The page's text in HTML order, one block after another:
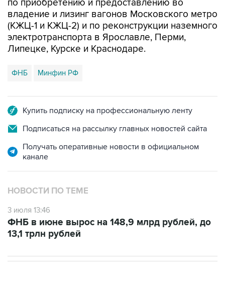
по приобретению и предоставлению во
владение и лизинг вагонов Московского метро
(КЖЦ-1 и КЖЦ-2) и по реконструкции наземного
электротранспорта в Ярославле, Перми,
Липецке, Курске и Краснодаре.
ФНБ Минфин РФ
Купить подписку на профессиональную ленту
Подписаться на рассылку главных новостей сайта
Получать оперативные новости в официальном
канале
НОВОСТИ ПО ТЕМЕ
3 июля 13:46
ФНБ в июне вырос на 148,9 млрд рублей, до
13,1 трлн рублей